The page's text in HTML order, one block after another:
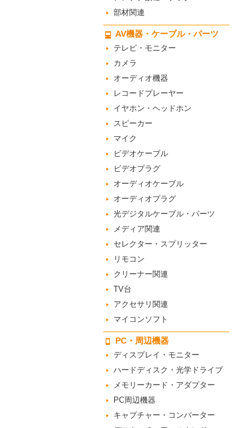
部材関連
AV機器・ケーブル・パーツ
テレビ・モニター
カメラ
オーディオ機器
レコードプレーヤー
イヤホン・ヘッドホン
スピーカー
マイク
ビデオケーブル
ビデオプラグ
オーディオケーブル
オーディオプラグ
光デジタルケーブル・パーツ
メディア関連
セレクター・スプリッター
リモコン
クリーナー関連
TV台
アクセサリ関連
マイコンソフト
PC・周辺機器
ディスプレイ・モニター
ハードディスク・光学ドライブ
メモリーカード・アダプター
PC周辺機器
キャプチャー・コンバーター